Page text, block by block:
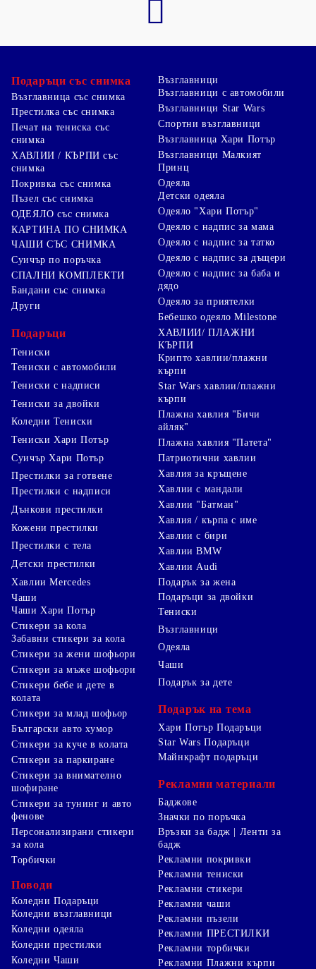
Подаръци със снимка
Възглавница със снимка
Престилка със снимка
Печат на тениска със
снимка
ХАВЛИИ / КЪРПИ със
снимка
Покривка със снимка
Пъзел със снимка
ОДЕЯЛО със снимка
КАРТИНА ПО СНИМКА
ЧАШИ СЪС СНИМКА
Суичър по поръчка
СПАЛНИ КОМПЛЕКТИ
Бандани със снимка
Други
Подаръци
Тениски
Тениски с автомобили
Тениски с надписи
Тениски за двойки
Коледни Тениски
Тениски Хари Потър
Суичър Хари Потър
Престилки за готвене
Престилки с надписи
Дънкови престилки
Кожени престилки
Престилки с тела
Детски престилки
Възглавници
Възглавници с автомобили
Възглавници Star Wars
Спортни възглавници
Възглавница Хари Потър
Възглавници Малкият
Принц
Одеяла
Детски одеяла
Одеяло "Хари Потър"
Одеяло с надпис за мама
Одеяло с надпис за татко
Одеяло с надпис за дъщери
Одеяло с надпис за баба и
дядо
Одеяло за приятелки
Бебешко одеяло Milestone
ХАВЛИИ/ ПЛАЖНИ
КЪРПИ
Крипто хавлии/плажни
кърпи
Star Wars хавлии/плажни
кърпи
Плажна хавлия "Бичи
айляк"
Плажна хавлия "Патета"
Патриотични хавлии
Хавлия за кръщене
Хавлии с мандали
Хавлии "Батман"
Хавлия / кърпа с име
Хавлии с бири
Хавлии BMW
Хавлии Audi
Хавлии Mercedes
Чаши
Чаши Хари Потър
Стикери за кола
Забавни стикери за кола
Стикери за жени шофьори
Стикери за мъже шофьори
Стикери бебе и дете в
колата
Стикери за млад шофьор
Български авто хумор
Стикери за куче в колата
Стикери за паркиране
Стикери за внимателно
шофиране
Стикери за тунинг и авто
фенове
Персонализирани стикери
за кола
Торбички
Поводи
Коледни Подаръци
Коледни възглавници
Коледни одеяла
Коледни престилки
Коледни Чаши
Подарък за жена
Подаръци за двойки
Тениски
Възглавници
Одеяла
Чаши
Подарък за дете
Подарък на тема
Хари Потър Подаръци
Star Wars Подаръци
Майнкрафт подаръци
Рекламни материали
Баджове
Значки по поръчка
Връзки за бадж | Ленти за
бадж
Рекламни покривки
Рекламни тениски
Рекламни стикери
Рекламни чаши
Рекламни пъзели
Рекламни ПРЕСТИЛКИ
Рекламни торбички
Рекламни Плажни кърпи